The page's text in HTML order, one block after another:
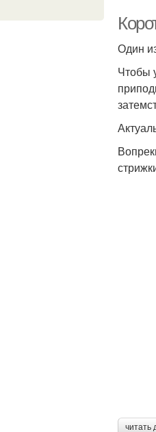
Один
Чтобы
читать